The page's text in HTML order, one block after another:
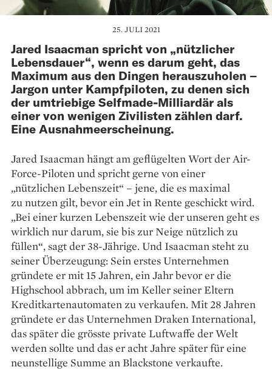
25. JULI 2021
Jared Isaacman spricht von „nützlicher
Lebensdauer“, wenn es darum geht, das
Maximum aus den Dingen herauszuholen –
Jargon unter Kampfpiloten, zu denen sich
der umtriebige Selfmade-Milliardär als
einer von wenigen Zivilisten zählen darf.
Eine Ausnahmeerscheinung.
Jared Isaacman hängt am geflügelten Wort der Air-
Force-Piloten und spricht gerne von einer
„nützlichen Lebenszeit“ – jene, die es maximal
zu nutzen gilt, bevor ein Jet in Rente geschickt wird.
„Bei einer kurzen Lebenszeit wie der unseren geht es
wirklich nur darum, sie bis zur Neige nützlich zu
füllen“, sagt der 38-Jäh­rige. Und Isaacman steht zu
seiner Überzeugung: Sein erstes Unter­nehmen
gründete er mit 15 Jahren, ein Jahr bevor er die
Highschool abbrach, um im Keller seiner Eltern
Kreditkartenautomaten zu verkaufen. Mit 28 Jahren
gründete er das Unternehmen Draken International,
das später die grösste private Luft­waffe der Welt
werden sollte und das er acht Jahre später für eine
neunstellige Summe an Blackstone verkaufte.